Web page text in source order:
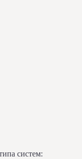
систем: